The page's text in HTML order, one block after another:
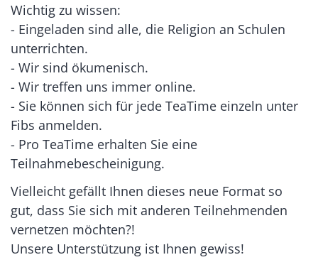
Wichtig zu wissen:
- Eingeladen sind alle, die Religion an Schulen
unterrichten.
- Wir sind ökumenisch.
- Wir treffen uns immer online.
- Sie können sich für jede TeaTime einzeln unter
Fibs anmelden.
- Pro TeaTime erhalten Sie eine
Teilnahmebescheinigung.
Vielleicht gefällt Ihnen dieses neue Format so
gut, dass Sie sich mit anderen Teilnehmenden
vernetzen möchten?!
Unsere Unterstützung ist Ihnen gewiss!